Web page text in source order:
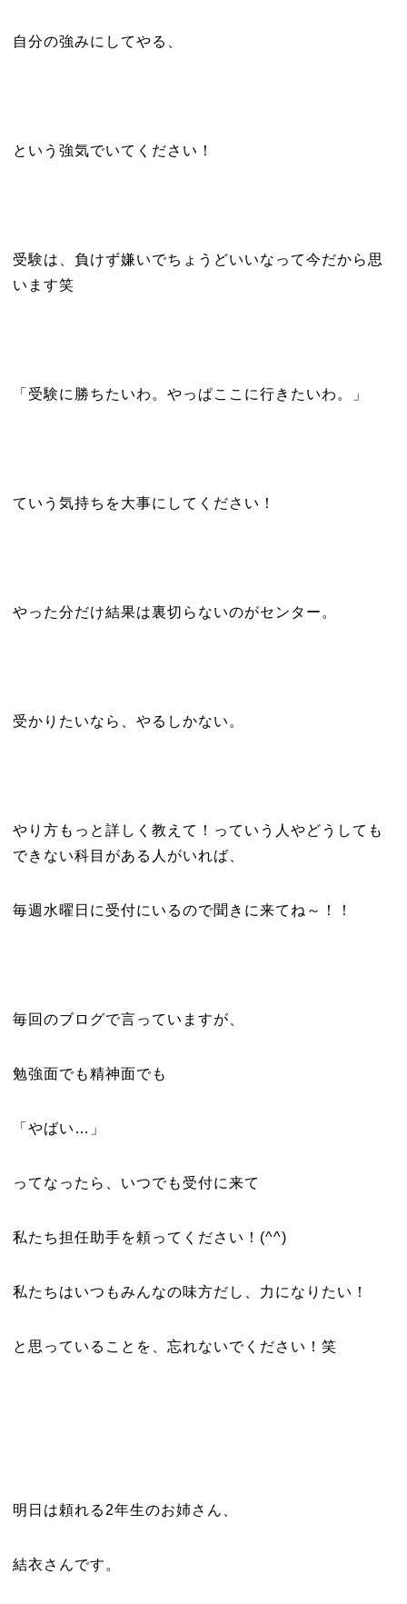
自分の強みにしてやる、
という強気でいてください！
受験は、負けず嫌いでちょうどいいなって今だから思
います笑
「受験に勝ちたいわ。やっぱここに行きたいわ。」
ていう気持ちを大事にしてください！
やった分だけ結果は裏切らないのがセンター。
受かりたいなら、やるしかない。
やり方もっと詳しく教えて！っていう人やどうしても
できない科目がある人がいれば、
毎週水曜日に受付にいるので聞きに来てね～！！
毎回のブログで言っていますが、
勉強面でも精神面でも
「やばい…」
ってなったら、いつでも受付に来て
私たち担任助手を頼ってください！(^^)
私たちはいつもみんなの味方だし、力になりたい！
と思っていることを、忘れないでください！笑
明日は頼れる2年生のお姉さん、
結衣さんです。